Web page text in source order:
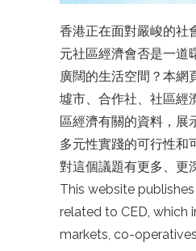
香港正在面對嚴峻的社
元社區經濟會否是一道
廣闊的生活空間？本網
墟市、合作社、社區經
區經濟有關的資料，展
多元性實踐的可行性和
對這個議題有更多、更
This website
related to CED, which
markets, co-